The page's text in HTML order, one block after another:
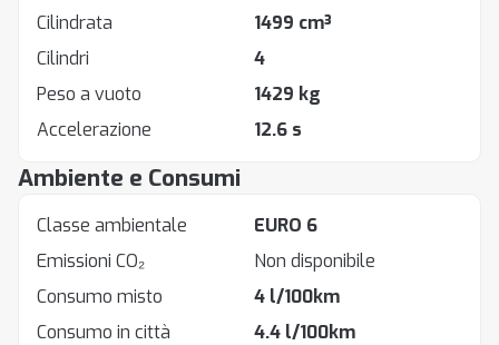
Cilindrata
1499 cm³
Cilindri
4
Peso a vuoto
1429 kg
Accelerazione
12.6 s
Ambiente e Consumi
Classe ambientale
EURO 6
Emissioni CO₂
Non disponibile
Consumo misto
4 l/100km
Consumo in città
4.4 l/100km